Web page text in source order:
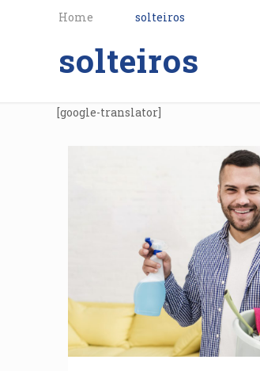
solteiros
Home solteiros
[google-translator]